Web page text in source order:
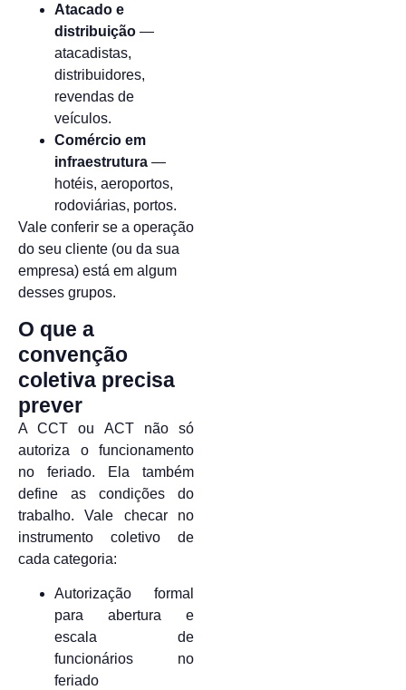
Atacado e
distribuição —
atacadistas,
distribuidores,
revendas de
veículos.
Comércio em
infraestrutura —
hotéis, aeroportos,
rodoviárias, portos.
Vale conferir se a operação
do seu cliente (ou da sua
empresa) está em algum
desses grupos.
O que a
convenção
coletiva precisa
prever
A CCT ou ACT não só
autoriza o funcionamento
no feriado. Ela também
define as condições do
trabalho. Vale checar no
instrumento coletivo de
cada categoria:
Autorização formal
para abertura e
escala de
funcionários no
feriado